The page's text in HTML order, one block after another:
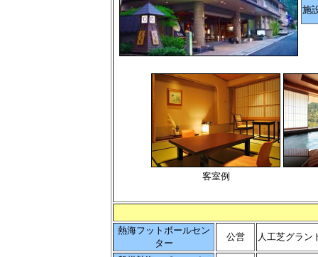
施
客室例
熱海フットボールセン
ター
公営 人工芝グラ